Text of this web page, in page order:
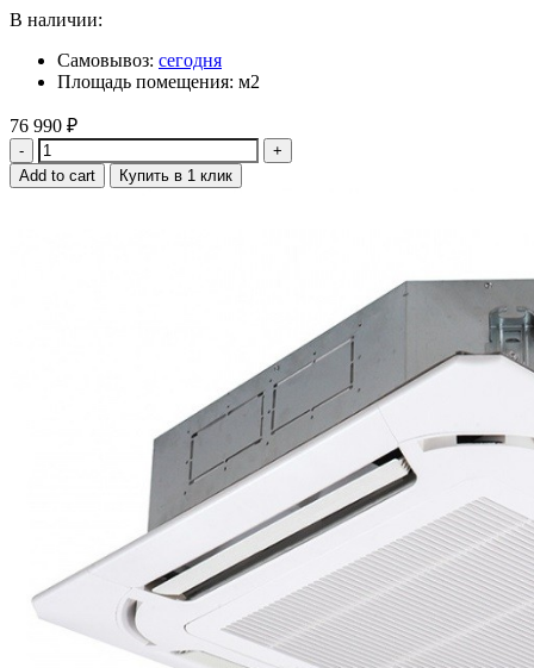
В наличии:
Самовывоз: сегодня
Площадь помещения: м2
76 990 ₽
Quantity
Add to cart Купить в 1 клик